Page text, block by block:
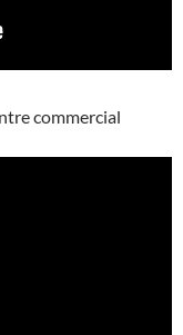
commercial